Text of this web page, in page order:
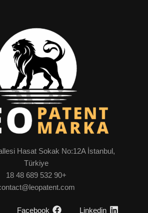
Hasat Sokak No:12A İstanbul,
Türkiye
+90 532 689 48 18
Linkedin
Facebook